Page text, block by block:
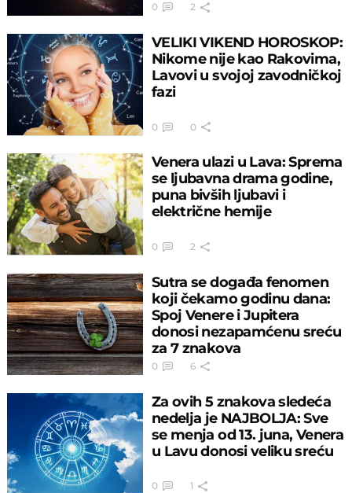
0 2
VELIKI VIKEND HOROSKOP:
Nikome nije kao Rakovima,
Lavovi u svojoj zavodničkoj
fazi
0 0
Venera ulazi u Lava: Sprema
se ljubavna drama godine,
puna bivših ljubavi i
električne hemije
0 2
Sutra se događa fenomen
koji čekamo godinu dana:
Spoj Venere i Jupitera
donosi nezapamćenu sreću
za 7 znakova
0 6
Za ovih 5 znakova sledeća
nedelja je NAJBOLJA: Sve
se menja od 13. juna, Venera
u Lavu donosi veliku sreću
0 1